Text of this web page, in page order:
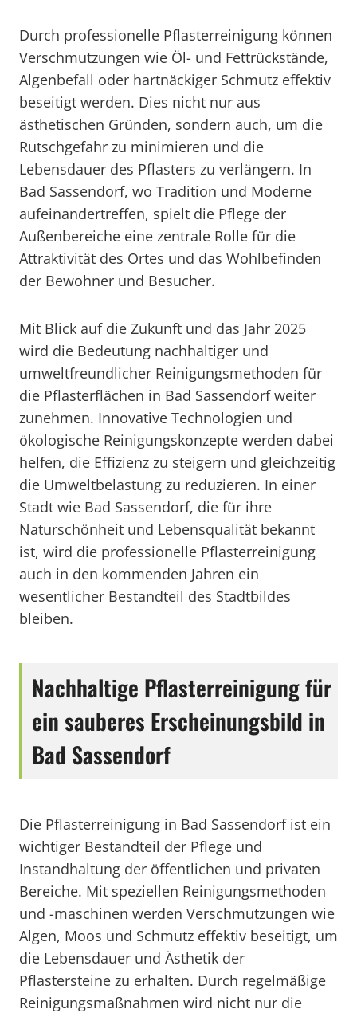
Durch professionelle Pflasterreinigung können
Verschmutzungen wie Öl- und Fettrückstände,
Algenbefall oder hartnäckiger Schmutz effektiv
beseitigt werden. Dies nicht nur aus
ästhetischen Gründen, sondern auch, um die
Rutschgefahr zu minimieren und die
Lebensdauer des Pflasters zu verlängern. In
Bad Sassendorf, wo Tradition und Moderne
aufeinandertreffen, spielt die Pflege der
Außenbereiche eine zentrale Rolle für die
Attraktivität des Ortes und das Wohlbefinden
der Bewohner und Besucher.
Mit Blick auf die Zukunft und das Jahr 2025
wird die Bedeutung nachhaltiger und
umweltfreundlicher Reinigungsmethoden für
die Pflasterflächen in Bad Sassendorf weiter
zunehmen. Innovative Technologien und
ökologische Reinigungskonzepte werden dabei
helfen, die Effizienz zu steigern und gleichzeitig
die Umweltbelastung zu reduzieren. In einer
Stadt wie Bad Sassendorf, die für ihre
Naturschönheit und Lebensqualität bekannt
ist, wird die professionelle Pflasterreinigung
auch in den kommenden Jahren ein
wesentlicher Bestandteil des Stadtbildes
bleiben.
Nachhaltige Pflasterreinigung für
ein sauberes Erscheinungsbild in
Bad Sassendorf
Die Pflasterreinigung in Bad Sassendorf ist ein
wichtiger Bestandteil der Pflege und
Instandhaltung der öffentlichen und privaten
Bereiche. Mit speziellen Reinigungsmethoden
und -maschinen werden Verschmutzungen wie
Algen, Moos und Schmutz effektiv beseitigt, um
die Lebensdauer und Ästhetik der
Pflastersteine zu erhalten. Durch regelmäßige
Reinigungsmaßnahmen wird nicht nur die